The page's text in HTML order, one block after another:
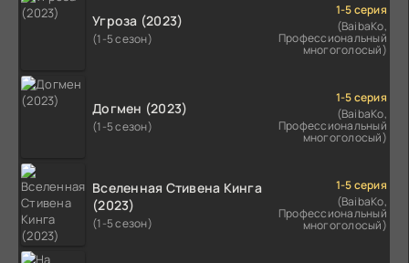
Угроза (2023)
(1-5 сезон)
1-5 серия
(BaibaKo,
Профессиональный
многоголосый)
Догмен (2023)
(1-5 сезон)
1-5 серия
(BaibaKo,
Профессиональный
многоголосый)
Вселенная Стивена Кинга
(2023)
(1-5 сезон)
1-5 серия
(BaibaKo,
Профессиональный
многоголосый)